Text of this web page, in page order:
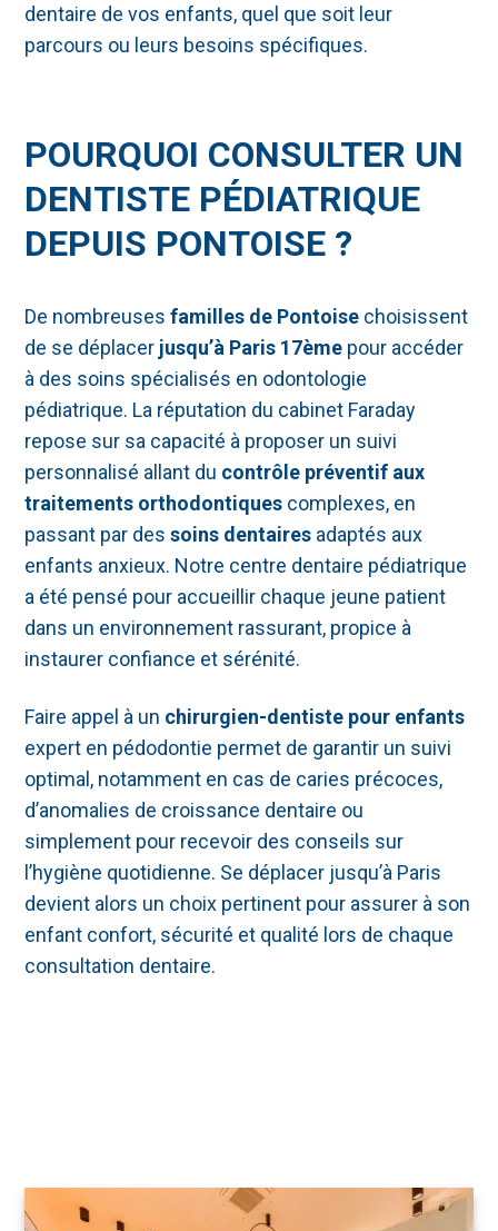
dentaire de vos enfants, quel que soit leur
parcours ou leurs besoins spécifiques.
POURQUOI CONSULTER UN
DENTISTE PÉDIATRIQUE
DEPUIS PONTOISE ?
De nombreusesfamilles de Pontoise choisissent
de se déplacer jusqu’à Paris 17ème pour accéder
à des soins spécialisés en odontologie
pédiatrique. La réputation du cabinet Faraday
repose sur sa capacité à proposer un suivi
personnalisé allant du contrôle préventif aux
traitements orthodontiques complexes, en
passant par des soins dentaires adaptés aux
enfants anxieux. Notre centre dentaire pédiatrique
a été pensé pour accueillir chaque jeune patient
dans un environnement rassurant, propice à
instaurer confiance et sérénité.
Faire appel à un chirurgien-dentiste pour enfants
expert en pédodontie permet de garantir un suivi
optimal, notamment en cas de caries précoces,
d’anomalies de croissance dentaire ou
simplement pour recevoir des conseils sur
l’hygiène quotidienne. Se déplacer jusqu’à Paris
devient alors un choix pertinent pour assurer à son
enfant confort, sécurité et qualité lors de chaque
consultation dentaire.